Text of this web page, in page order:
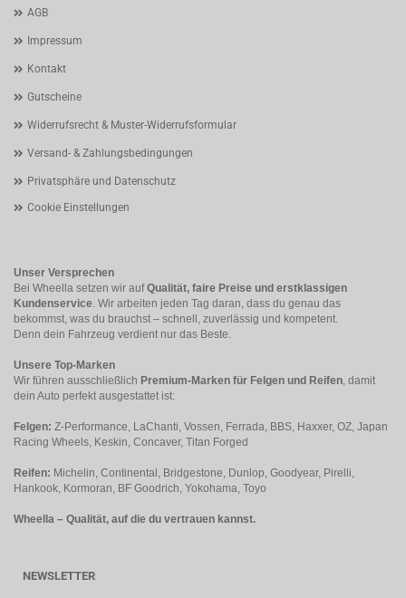
AGB
Impressum
Kontakt
Gutscheine
Widerrufsrecht & Muster-Widerrufsformular
Versand- & Zahlungsbedingungen
Privatsphäre und Datenschutz
Cookie Einstellungen
Unser Versprechen
Bei Wheella setzen wir aufQualität, faire Preise und erstklassigen
Kundenservice. Wir arbeiten jeden Tag daran, dass du genau das
bekommst, was du brauchst – schnell, zuverlässig und kompetent.
Denn dein Fahrzeug verdient nur das Beste.
Unsere Top-Marken
Wir führen ausschließlich Premium-Marken für Felgen und Reifen, damit
dein Auto perfekt ausgestattet ist:
Felgen: Z-Performance, LaChanti, Vossen, Ferrada, BBS, Haxxer, OZ, Japan
Racing Wheels, Keskin, Concaver, Titan Forged
Reifen: Michelin, Continental, Bridgestone, Dunlop, Goodyear, Pirelli,
Hankook, Kormoran, BF Goodrich, Yokohama, Toyo
Wheella – Qualität, auf die du vertrauen kannst.
NEWSLETTER